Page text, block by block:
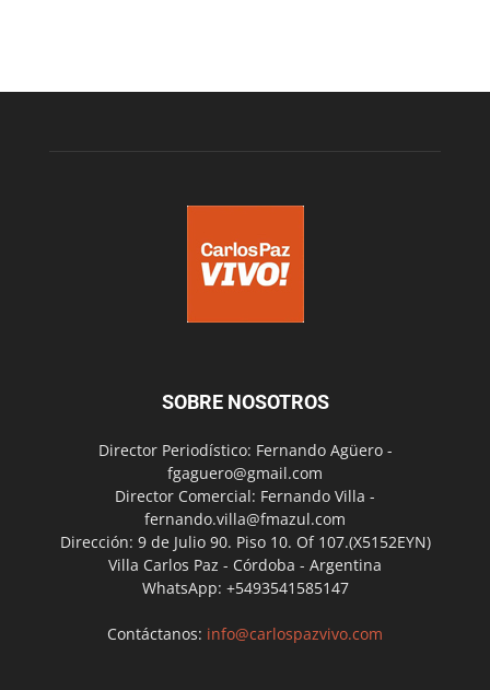
SOBRE NOSOTROS
Director Periodístico: Fernando Agüero -
fgaguero@gmail.com
Director Comercial: Fernando Villa -
fernando.villa@fmazul.com
Dirección: 9 de Julio 90. Piso 10. Of 107.(X5152EYN)
Villa Carlos Paz - Córdoba - Argentina
WhatsApp: +5493541585147
Contáctanos: info@carlospazvivo.com